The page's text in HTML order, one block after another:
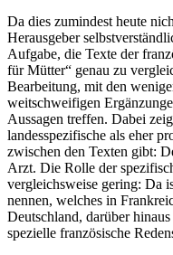
Da dies zumindest heute
Herausgeber
Aufgabe, die Texte der
für Mütter“ genau zu
Bearbeitung, mit den
weitschweifigen
Aussagen treffen. Dabei
landesspezifische als eher
zwischen den Texten gibt:
Arzt. Die Rolle der
vergleichsweise gering: Da
nennen, welches in
Deutschland, darüber
spezielle französische